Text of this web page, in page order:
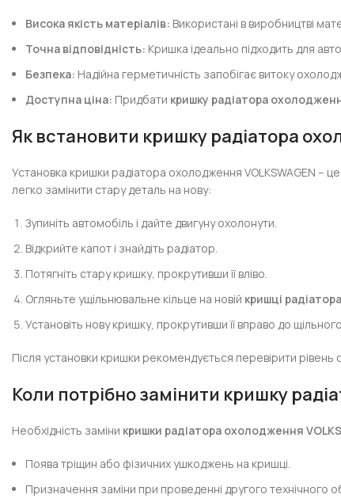
Висока якість матеріалів: Використані в виробництві
Точна відповідність: Кришка ідеально підходить для
Безпека: Надійна герметичність запобігає витоку
Доступна ціна: Придбати кришку радіатора
Як встановити кришку радіатора
Установка кришки радіатора охолодження VOLKSWAGEN –
легко замінити стару деталь на нову:
Зупиніть автомобіль і дайте двигуну охолонути.
Відкрийте капот і знайдіть радіатор.
Потягніть стару кришку, прокрутивши її вліво.
Огляньте ущільнювальне кільце на новій кришці
Установіть нову кришку, прокрутивши її вправо до
Після установки кришки рекомендується перевірити рівень
Коли потрібно замінити кришку
Необхідність заміни кришки радіатора охолодження
Поява тріщин або фізичних ушкоджень на кришці.
Призначення заміни при проведенні другого технічного